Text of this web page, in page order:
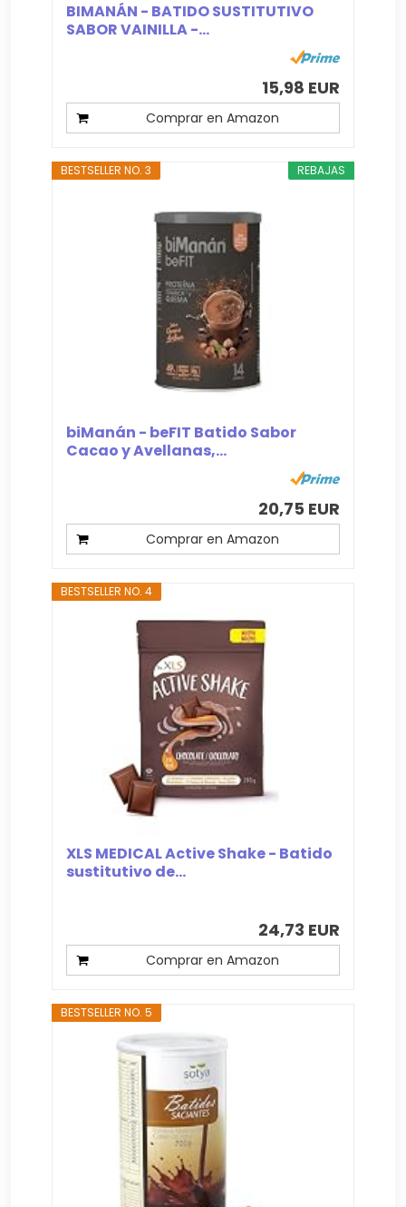
BIMANÁN - BATIDO SUSTITUTIVO
SABOR VAINILLA -...
15,98 EUR
Comprar en Amazon
REBAJAS
BESTSELLER NO. 3
biManán - beFIT Batido Sabor
Cacao y Avellanas,...
20,75 EUR
Comprar en Amazon
BESTSELLER NO. 4
XLS MEDICAL Active Shake - Batido
sustitutivo de...
24,73 EUR
Comprar en Amazon
BESTSELLER NO. 5